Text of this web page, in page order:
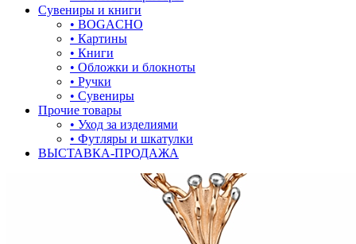
обереги
один камень
под гравировку
подкова
Сувениры и книги
• BOGACHO
• Картины
• Книги
• Обложки и блокноты
• Ручки
• Сувениры
Прочие товары
• Уход за изделиями
• Футляры и шкатулки
ВЫСТАВКА-ПРОДАЖА